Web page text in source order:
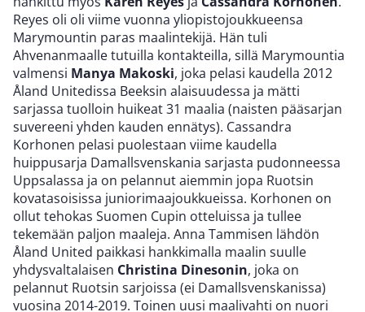
Reyes oli oli viime vuonna yliopistojoukkueensa
Marymountin paras maalintekijä. Hän tuli
Ahvenanmaalle tutuilla kontakteilla, sillä Marymountia
valmensi Manya Makoski, joka pelasi kaudella 2012
Åland Unitedissa Beeksin alaisuudessa ja mätti
sarjassa tuolloin huikeat 31 maalia (naisten pääsarjan
suvereeni yhden kauden ennätys). Cassandra
Korhonen pelasi puolestaan viime kaudella
huippusarja Damallsvenskania sarjasta pudonneessa
Uppsalassa ja on pelannut aiemmin jopa Ruotsin
kovatasoisissa juniorimaajoukkueissa. Korhonen on
ollut tehokas Suomen Cupin otteluissa ja tullee
tekemään paljon maaleja. Anna Tammisen lähdön
Åland United paikkasi hankkimalla maalin suulle
yhdysvaltalaisen Christina Dinesonin, joka on
pelannut Ruotsin sarjoissa (ei Damallsvenskanissa)
vuosina 2014-2019. Toinen uusi maalivahti on nuori